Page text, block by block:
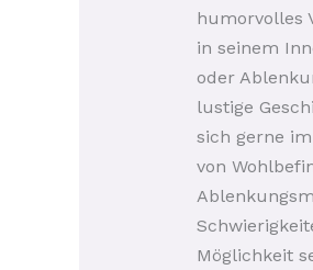
humorvolles
in seinem
oder
lustige
sich gerne
von
Möglichkeit